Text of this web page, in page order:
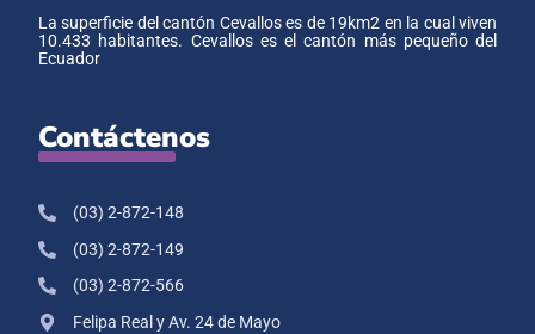
La superficie del cantón Cevallos es de 19km2 en la cual viven
10.433 habitantes. Cevallos es el cantón más pequeño del
Ecuador
Contáctenos
(03) 2-872-148
(03) 2-872-149
(03) 2-872-566
Felipa Real y Av. 24 de Mayo